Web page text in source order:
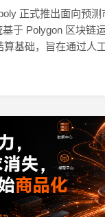
正式推出面向预
于 Polygon 区块链
基础，旨在通过人